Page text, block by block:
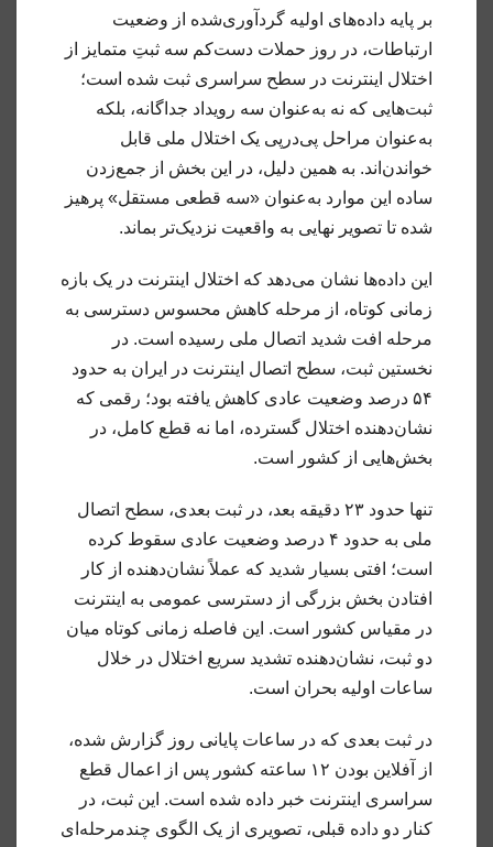
بر پایه داده‌های اولیه گردآوری‌شده از وضعیت
ارتباطات، در روز حملات دست‌کم سه ثبتِ متمایز از
اختلال اینترنت در سطح سراسری ثبت شده است؛
ثبت‌هایی که نه به‌عنوان سه رویداد جداگانه، بلکه
به‌عنوان مراحل پی‌درپی یک اختلال ملی قابل
خواندن‌اند. به همین دلیل، در این بخش از جمع‌زدن
ساده این موارد به‌عنوان «سه قطعی مستقل» پرهیز
شده تا تصویر نهایی به واقعیت نزدیک‌تر بماند.
این داده‌ها نشان می‌دهد که اختلال اینترنت در یک بازه
زمانی کوتاه، از مرحله کاهش محسوس دسترسی به
مرحله افت شدید اتصال ملی رسیده است. در
نخستین ثبت، سطح اتصال اینترنت در ایران به حدود
۵۴ درصد وضعیت عادی کاهش یافته بود؛ رقمی که
نشان‌دهنده اختلال گسترده، اما نه قطع کامل، در
بخش‌هایی از کشور است.
تنها حدود ۲۳ دقیقه بعد، در ثبت بعدی، سطح اتصال
ملی به حدود ۴ درصد وضعیت عادی سقوط کرده
است؛ افتی بسیار شدید که عملاً نشان‌دهنده از کار
افتادن بخش بزرگی از دسترسی عمومی به اینترنت
در مقیاس کشور است. این فاصله زمانی کوتاه میان
دو ثبت، نشان‌دهنده تشدید سریع اختلال در خلال
ساعات اولیه بحران است.
در ثبت بعدی که در ساعات پایانی روز گزارش شده،
از آفلاین بودن ۱۲ ساعته کشور پس از اعمال قطع
سراسری اینترنت خبر داده شده است. این ثبت، در
کنار دو داده قبلی، تصویری از یک الگوی چندمرحله‌ای